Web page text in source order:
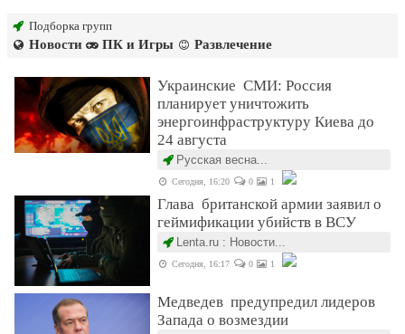
Подборка групп
Новости ПК и Игры Развлечение
Украинские СМИ: Россия
планирует уничтожить
энергоинфраструктуру Киева до
24 августа
Русская весна...
Сегодня, 16:20 0 1
Глава британской армии заявил о
геймификации убийств в ВСУ
Lenta.ru : Новости...
Сегодня, 16:17 0 1
Медведев предупредил лидеров
Запада о возмездии